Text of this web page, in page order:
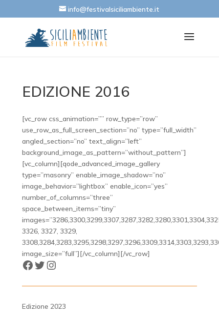
info@festivalsiciliambiente.it
EDIZIONE 2016
[vc_row css_animation=”” row_type=”row”
use_row_as_full_screen_section=”no” type=”full_width”
angled_section=”no” text_align=”left”
background_image_as_pattern=”without_pattern”]
[vc_column][qode_advanced_image_gallery
type=”masonry” enable_image_shadow=”no”
image_behavior=”lightbox” enable_icon=”yes”
number_of_columns=”three”
space_between_items=”tiny”
3326, 3327, 3329,
image_size=”full”][/vc_column][/vc_row]
Facebook
Twitter
Instagram
Edizione 2023